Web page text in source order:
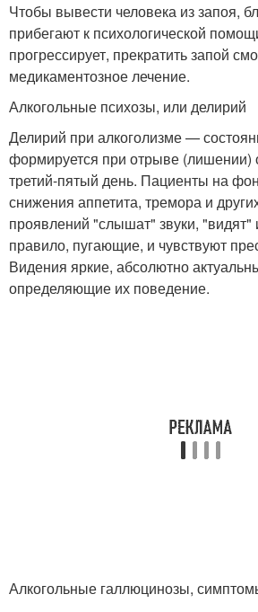
Чтобы вывести человека из запоя,
прибегают к психологической
прогрессирует, прекратить запой
медикаментозное лечение.
Алкогольные психозы, или делирий
Делирий при алкоголизме —
формируется при отрыве (лишении)
третий-пятый день. Пациенты на
снижения аппетита, тремора и
проявлений "слышат" звуки, "видят"
правило, пугающие, и чувствуют
Видения яркие, абсолютно
определяющие их поведение.
Алкогольные галлюцинозы,